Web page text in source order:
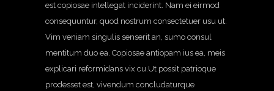
est copiosae intellegat inciderint. Nam ei eirmod
consequuntur, quod nostrum consectetuer usu ut.
Vim veniam singulis senserit an, sumo consul
mentitum duo ea. Copiosae antiopam ius ea, meis
explicari reformidans vix cu.Ut possit patrioque
prodesset est, vivendum concludaturque